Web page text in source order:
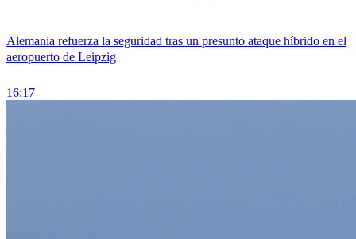
Alemania refuerza la seguridad tras un presunto ataque híbrido en el
aeropuerto de Leipzig
16:17